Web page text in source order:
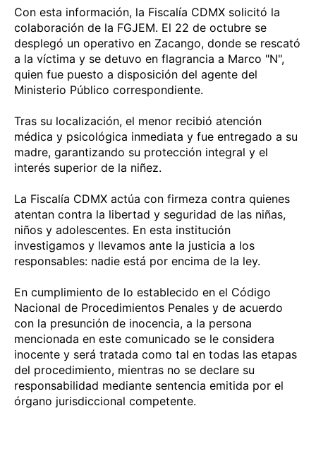
Con esta información, la Fiscalía CDMX solicitó la
colaboración de la FGJEM. El 22 de octubre se
desplegó un operativo en Zacango, donde se rescató
a la víctima y se detuvo en flagrancia a Marco "N",
quien fue puesto a disposición del agente del
Ministerio Público correspondiente.
Tras su localización, el menor recibió atención
médica y psicológica inmediata y fue entregado a su
madre, garantizando su protección integral y el
interés superior de la niñez.
La Fiscalía CDMX actúa con firmeza contra quienes
atentan contra la libertad y seguridad de las niñas,
niños y adolescentes. En esta institución
investigamos y llevamos ante la justicia a los
responsables: nadie está por encima de la ley.
En cumplimiento de lo establecido en el Código
Nacional de Procedimientos Penales y de acuerdo
con la presunción de inocencia, a la persona
mencionada en este comunicado se le considera
inocente y será tratada como tal en todas las etapas
del procedimiento, mientras no se declare su
responsabilidad mediante sentencia emitida por el
órgano jurisdiccional competente.